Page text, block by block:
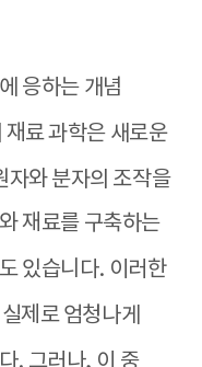
응하는 개념
재료 과학은 새로운
자와 분자의 조작을
재료를 구축하는
있습니다. 이러한
제로 엄청나게
. 그러나, 이 중